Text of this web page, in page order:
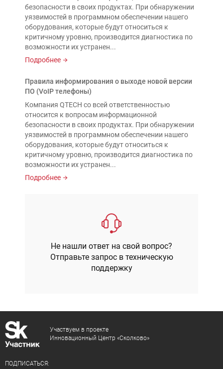
безопасности в своих продуктах. При обнаружении
уязвимостей в программном обеспечении нашего
оборудования, которые будут относиться к
критичному уровню, производится диагностика по
возможности их устранен...
Подробнее
Правила информирования о выходе новой версии
ПО (VoIP телефоны)
Компания QTECH со всей ответственностью
относится к вопросам информационной
безопасности в своих продуктах. При обнаружении
уязвимостей в программном обеспечении нашего
оборудования, которые будут относиться к
критичному уровню, производится диагностика по
возможности их устранен...
Подробнее
Не нашли ответ на свой вопрос?
Отправьте запрос в техническую
поддержку
Участвуем в проекте
Инновационный Центр «Сколково»
ПОДПИСАТЬСЯ: